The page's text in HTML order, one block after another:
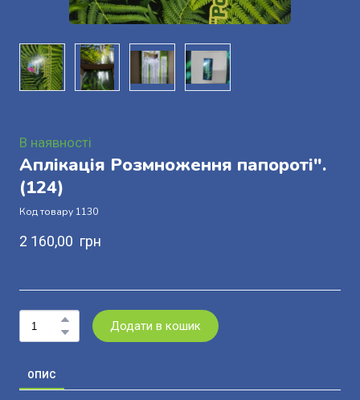
В наявності
Аплікація Розмноження папороті".
(124)
Код товару 1130
2 160,00  грн
Додати в кошик
ОПИС